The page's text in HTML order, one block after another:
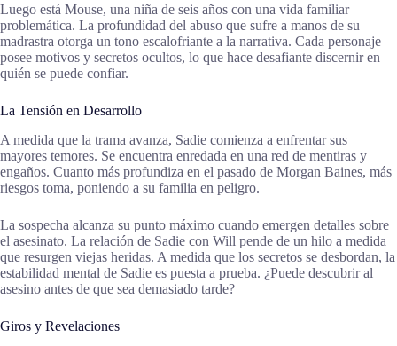
Luego está Mouse, una niña de seis años con una vida familiar
problemática. La profundidad del abuso que sufre a manos de su
madrastra otorga un tono escalofriante a la narrativa. Cada personaje
posee motivos y secretos ocultos, lo que hace desafiante discernir en
quién se puede confiar.
La Tensión en Desarrollo
A medida que la trama avanza, Sadie comienza a enfrentar sus
mayores temores. Se encuentra enredada en una red de mentiras y
engaños. Cuanto más profundiza en el pasado de Morgan Baines, más
riesgos toma, poniendo a su familia en peligro.
La sospecha alcanza su punto máximo cuando emergen detalles sobre
el asesinato. La relación de Sadie con Will pende de un hilo a medida
que resurgen viejas heridas. A medida que los secretos se desbordan, la
estabilidad mental de Sadie es puesta a prueba. ¿Puede descubrir al
asesino antes de que sea demasiado tarde?
Giros y Revelaciones